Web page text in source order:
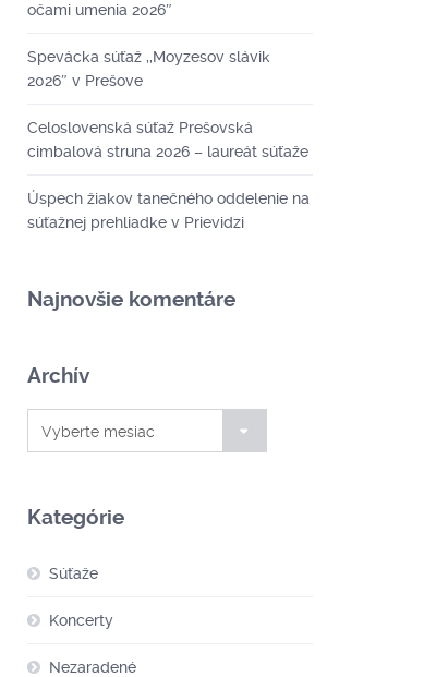
očami umenia 2026″
Spevácka súťaž ,,Moyzesov slávik
2026″ v Prešove
Celoslovenská súťaž Prešovská
cimbalová struna 2026 – laureát súťaže
Úspech žiakov tanečného oddelenie na
súťažnej prehliadke v Prievidzi
Najnovšie komentáre
Archív
Vyberte mesiac
Kategórie
Súťaže
Koncerty
Nezaradené